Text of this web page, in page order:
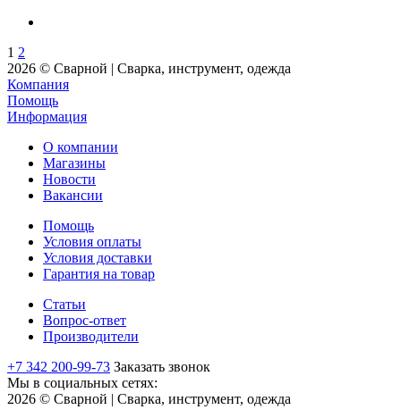
1 2
2026 © Сварной | Сварка, инструмент, одежда
Компания
Помощь
Информация
О компании
Магазины
Новости
Вакансии
Помощь
Условия оплаты
Условия доставки
Гарантия на товар
Статьи
Вопрос-ответ
Производители
+7 342 200-99-73 Заказать звонок
Мы в социальных сетях:
2026 © Сварной | Сварка, инструмент, одежда